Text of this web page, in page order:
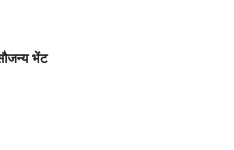
भेंट